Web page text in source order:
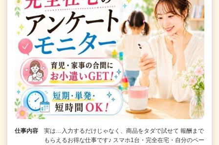
仕事内容
実は…入力するだけじゃなく、商品をタダで試せて 報酬まで
もらえるお得な仕事です♪ スマホ1台・完全在宅・自分のペー